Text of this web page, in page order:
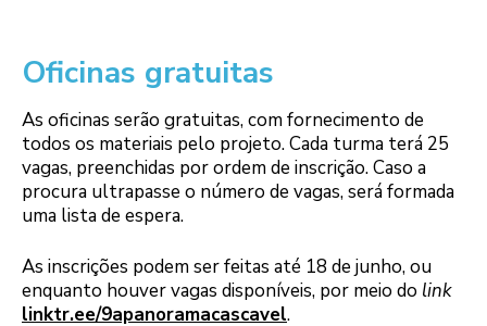
Oficinas gratuitas
As oficinas serão gratuitas, com fornecimento de
todos os materiais pelo projeto. Cada turma terá 25
vagas, preenchidas por ordem de inscrição. Caso a
procura ultrapasse o número de vagas, será formada
uma lista de espera.
As inscrições podem ser feitas até 18 de junho, ou
enquanto houver vagas disponíveis, por meio do link
linktr.ee/9apanoramacascavel.